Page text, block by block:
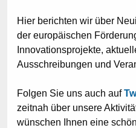
Hier berichten wir über
der europäischen
Innovationsprojekte,
Ausschreibungen und
Folgen Sie uns auch auf
zeitnah über unsere
wünschen Ihnen eine